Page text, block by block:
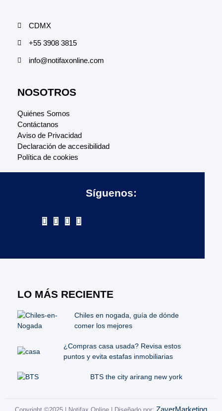
CDMX
+55 3908 3815
info@notifaxonline.com
NOSOTROS
Quiénes Somos
Contáctanos
Aviso de Privacidad
Declaración de accesibilidad
Política de cookies
Síguenos:
LO MÁS RECIENTE
Chiles en nogada, guía de dónde
comer los mejores
¿Compras casa usada? Revisa estos
puntos y evita estafas inmobiliarias
BTS the city arirang new york